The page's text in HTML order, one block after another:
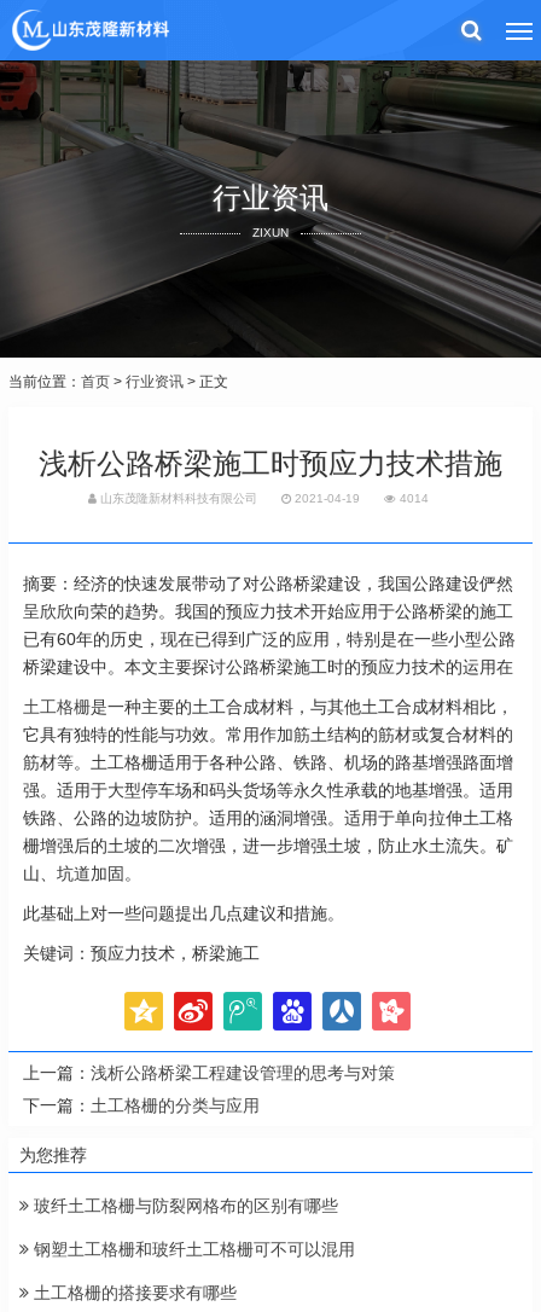
行业资讯
ZIXUN
当前位置： 首页 > 行业资讯 > 正文
浅析公路桥梁施工时预应力技术措施
山东茂隆新材料科技有限公司 2021-04-19 4014
摘要：经济的快速发展带动了对公路桥梁建设，我国公路建设俨然
呈欣欣向荣的趋势。我国的预应力技术开始应用于公路桥梁的施工
已有60年的历史，现在已得到广泛的应用，特别是在一些小型公路
桥梁建设中。本文主要探讨公路桥梁施工时的预应力技术的运用在
土工格栅是一种主要的土工合成材料，与其他土工合成材料相比，
它具有独特的性能与功效。常用作加筋土结构的筋材或复合材料的
筋材等。土工格栅适用于各种公路、铁路、机场的路基增强路面增
强。适用于大型停车场和码头货场等永久性承载的地基增强。适用
铁路、公路的边坡防护。适用的涵洞增强。适用于单向拉伸土工格
栅增强后的土坡的二次增强，进一步增强土坡，防止水土流失。矿
山、坑道加固。
此基础上对一些问题提出几点建议和措施。
关键词：预应力技术，桥梁施工
上一篇： 浅析公路桥梁工程建设管理的思考与对策
下一篇： 土工格栅的分类与应用
为您推荐
玻纤土工格栅与防裂网格布的区别有哪些
钢塑土工格栅和玻纤土工格栅可不可以混用
土工格栅的搭接要求有哪些